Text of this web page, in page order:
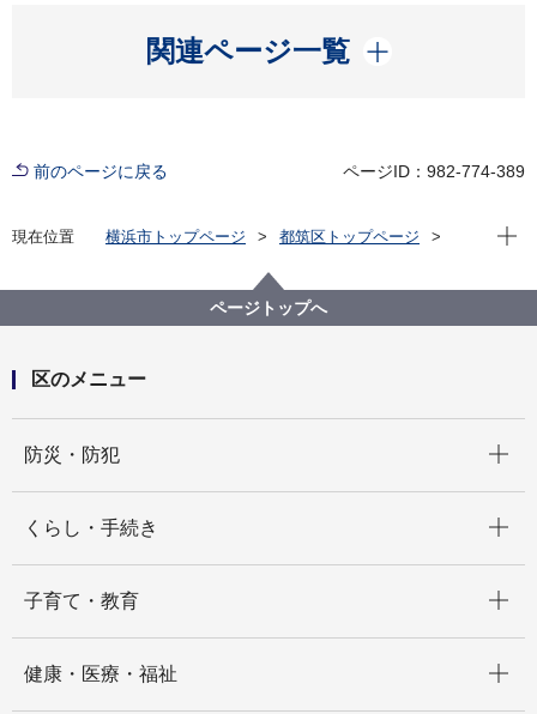
関連ページ一覧
開く
前のページに戻る ページID：982-774-389
現在位置 横浜市トップページ
都筑区トップページ
現在
ページトップへ
区のメニュー
防災・防犯
くらし・手続き
子育て・教育
健康・医療・福祉